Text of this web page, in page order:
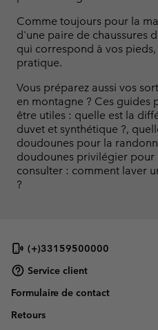
Comme toujours pour la
d'une paire de chaussures
qui correspond à vos
pratique.
Vous préparez aussi vos
en montagne ? Ces guides
être utiles : quelle est la
duvet et synthétique ?,
doudounes pour la
doudounes privilégier pour
consulter : comment laver
?
(+)33159500000
Service client
Formulaire de contact
Retours